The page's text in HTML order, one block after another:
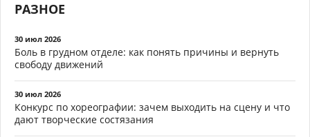
РАЗНОЕ
30 июл 2026
Боль в грудном отделе: как понять причины и вернуть
свободу движений
30 июл 2026
Конкурс по хореографии: зачем выходить на сцену и что
дают творческие состязания